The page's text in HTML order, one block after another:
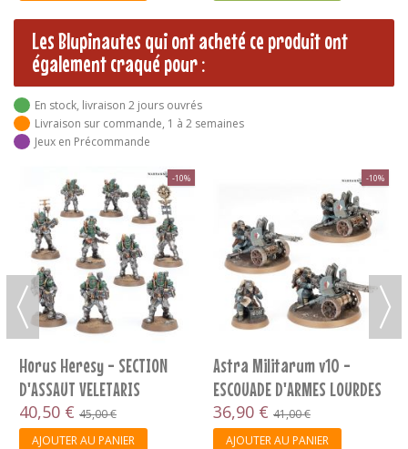
Les Blupinautes qui ont acheté ce produit ont
également craqué pour :
En stock, livraison 2 jours ouvrés
Livraison sur commande, 1 à 2 semaines
Jeux en Précommande
-10%
Horus Heresy - SECTION
D'ASSAUT VELETARIS
40,50 € 45,00 €
AJOUTER AU PANIER
-10%
Astra Militarum v10 -
ESCOUADE D'ARMES LOURDES
DE KRIEG
36,90 € 41,00 €
AJOUTER AU PANIER